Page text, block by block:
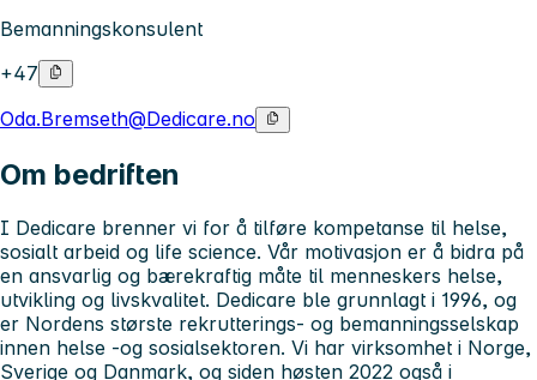
Bemanningskonsulent
+47
Oda.Bremseth@Dedicare.no
Om bedriften
I Dedicare brenner vi for å tilføre kompetanse til helse,
sosialt arbeid og life science. Vår motivasjon er å bidra på
en ansvarlig og bærekraftig måte til menneskers helse,
utvikling og livskvalitet. Dedicare ble grunnlagt i 1996, og
er Nordens største rekrutterings- og bemanningsselskap
innen helse -og sosialsektoren. Vi har virksomhet i Norge,
Sverige og Danmark, og siden høsten 2022 også i